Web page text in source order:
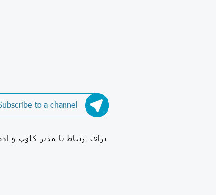
to a channel
برای ارتباط با مدیر کلوپ و